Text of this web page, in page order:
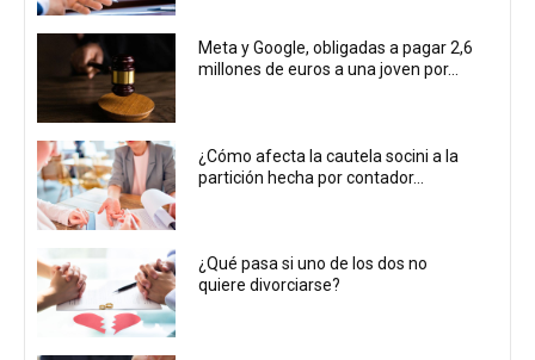
Meta y Google, obligadas a pagar 2,6
millones de euros a una joven por...
¿Cómo afecta la cautela socini a la
partición hecha por contador...
¿Qué pasa si uno de los dos no
quiere divorciarse?